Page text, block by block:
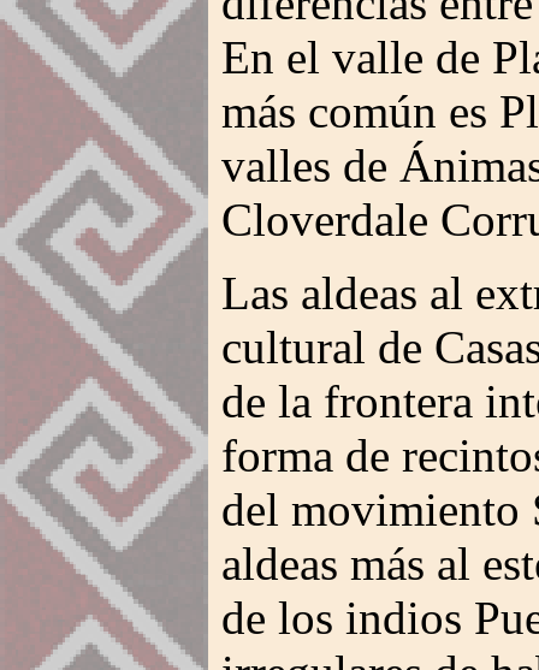
En el valle de
más común es
valles de
Cloverdale
Las aldeas al
cultural de
de la frontera
forma de
del movimiento
aldeas más al
de los indios